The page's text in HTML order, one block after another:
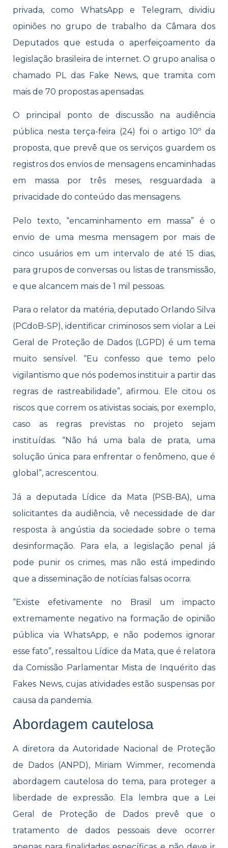
privada, como WhatsApp e Telegram, dividiu
opiniões no grupo de trabalho da Câmara dos
Deputados que estuda o aperfeiçoamento da
legislação brasileira de internet. O grupo analisa o
chamado PL das Fake News, que tramita com
mais de 70 propostas apensadas.
O principal ponto de discussão na audiência
pública nesta terça-feira (24) foi o artigo 10º da
proposta, que prevê que os serviços guardem os
registros dos envios de mensagens encaminhadas
em massa por três meses, resguardada a
privacidade do conteúdo das mensagens.
Pelo texto, “encaminhamento em massa” é o
envio de uma mesma mensagem por mais de
cinco usuários em um intervalo de até 15 dias,
para grupos de conversas ou listas de transmissão,
e que alcancem mais de 1 mil pessoas.
Para o relator da matéria, deputado Orlando Silva
(PCdoB-SP), identificar criminosos sem violar a Lei
Geral de Proteção de Dados (LGPD) é um tema
muito sensível. “Eu confesso que temo pelo
vigilantismo que nós podemos instituir a partir das
regras de rastreabilidade”, afirmou. Ele citou os
riscos que correm os ativistas sociais, por exemplo,
caso as regras previstas no projeto sejam
instituídas. “Não há uma bala de prata, uma
solução única para enfrentar o fenômeno, que é
global”, acrescentou.
Já a deputada Lídice da Mata (PSB-BA), uma
solicitantes da audiência, vê necessidade de dar
resposta à angústia da sociedade sobre o tema
desinformação. Para ela, a legislação penal já
pode punir os crimes, mas não está impedindo
que a disseminação de notícias falsas ocorra.
“Existe efetivamente no Brasil um impacto
extremamente negativo na formação de opinião
pública via WhatsApp, e não podemos ignorar
esse fato”, ressaltou Lídice da Mata, que é relatora
da Comissão Parlamentar Mista de Inquérito das
Fakes News, cujas atividades estão suspensas por
causa da pandemia.
Abordagem cautelosa
A diretora da Autoridade Nacional de Proteção
de Dados (ANPD), Miriam Wimmer, recomenda
abordagem cautelosa do tema, para proteger a
liberdade de expressão. Ela lembra que a Lei
Geral de Proteção de Dados prevê que o
tratamento de dados pessoais deve ocorrer